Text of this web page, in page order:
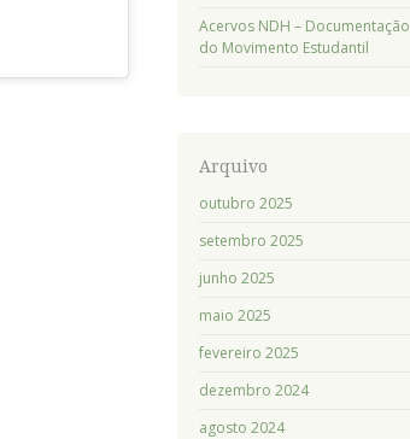
Acervos NDH – Documentação
do Movimento Estudantil
Arquivo
outubro 2025
setembro 2025
junho 2025
maio 2025
fevereiro 2025
dezembro 2024
agosto 2024